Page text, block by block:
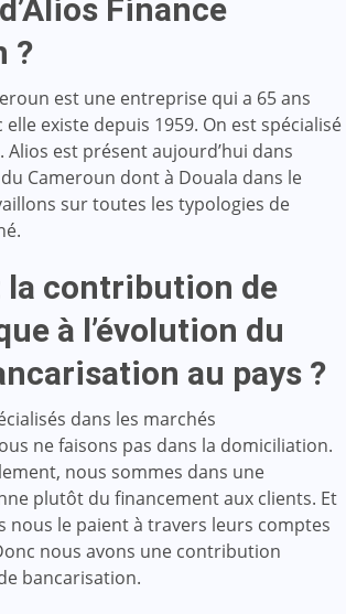
Finance
?
est une entreprise qui a 65 ans
existe depuis 1959. On est spécialisé
Alios est présent aujourd’hui dans
Cameroun dont à Douala dans le
sur toutes les typologies de
la contribution de
à l’évolution du
au pays ?
dans les marchés
ne faisons pas dans la domiciliation.
nous sommes dans une
plutôt du financement aux clients. Et
nous le paient à travers leurs comptes
nous avons une contribution
bancarisation.